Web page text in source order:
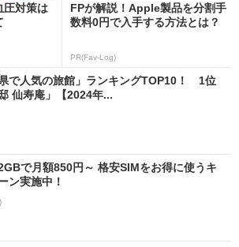
圧対策は
FPが解説！Apple製品を分割手
数料0円で入手する方法とは？
PR(Fav-Log)
県で人気の旅館」ランキングTOP10！ 1位
仙寿庵」【2024年...
で月額850円～ 格安SIMをお得に使うキ
ン実施中！